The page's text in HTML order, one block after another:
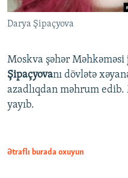
Darya Şipaçyova
Moskva şəhər
Şipaçyovanı dövlətə
azadlıqdan məhrum
yayıb.
Ətraflı burada oxuyun